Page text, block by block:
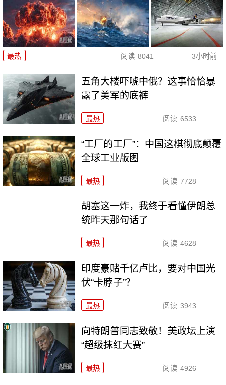
最热 阅读 8041 3小时前
五角大楼吓唬中俄？这事恰恰暴
露了美军的底裤
最热 阅读 6533
“工厂的工厂”：中国这棋彻底颠覆
全球工业版图
最热 阅读 7728
胡塞这一炸，我终于看懂伊朗总
统昨天那句话了
最热 阅读 4628
印度豪赌千亿卢比，要对中国光
伏“卡脖子”？
最热 阅读 3943
向特朗普同志致敬！美政坛上演
“超级抹红大赛”
最热 阅读 4926